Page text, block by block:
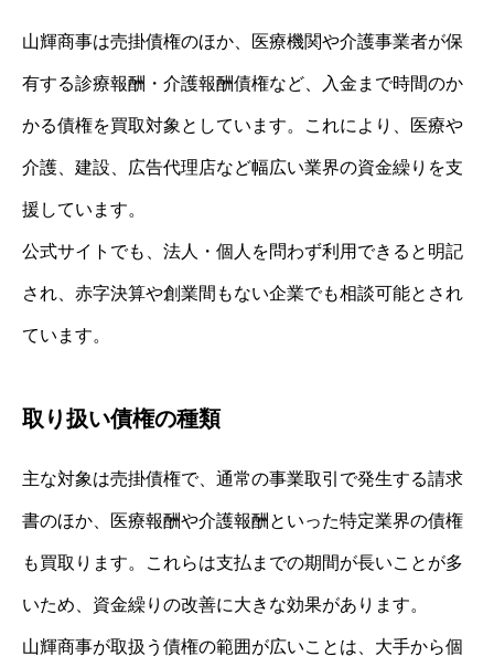
山輝商事は売掛債権のほか、医療機関や介護事業者が保
有する診療報酬・介護報酬債権など、入金まで時間のか
かる債権を買取対象としています。これにより、医療や
介護、建設、広告代理店など幅広い業界の資金繰りを支
援しています。
公式サイトでも、法人・個人を問わず利用できると明記
され、赤字決算や創業間もない企業でも相談可能とされ
ています。
取り扱い債権の種類
主な対象は売掛債権で、通常の事業取引で発生する請求
書のほか、医療報酬や介護報酬といった特定業界の債権
も買取ります。これらは支払までの期間が長いことが多
いため、資金繰りの改善に大きな効果があります。
山輝商事が取扱う債権の範囲が広いことは、大手から個